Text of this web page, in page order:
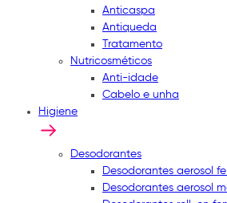
Anticaspa
Antiqueda
Tratamento
Nutricosméticos
Anti-idade
Cabelo e unha
Higiene
Desodorantes
Desodorantes aerosol
Desodorantes aerosol